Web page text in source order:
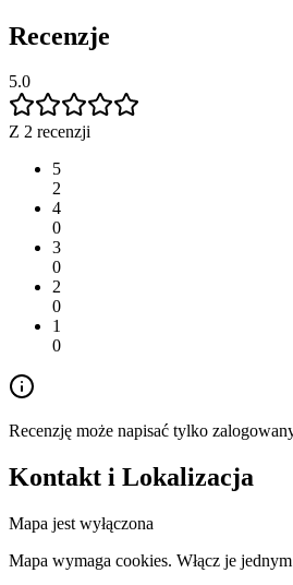
Recenzje
5.0
Z 2 recenzji
5
2
4
0
3
0
2
0
1
0
Recenzję może napisać tylko
Kontakt i Lokalizacja
Mapa jest wyłączona
Mapa wymaga cookies. Włącz je